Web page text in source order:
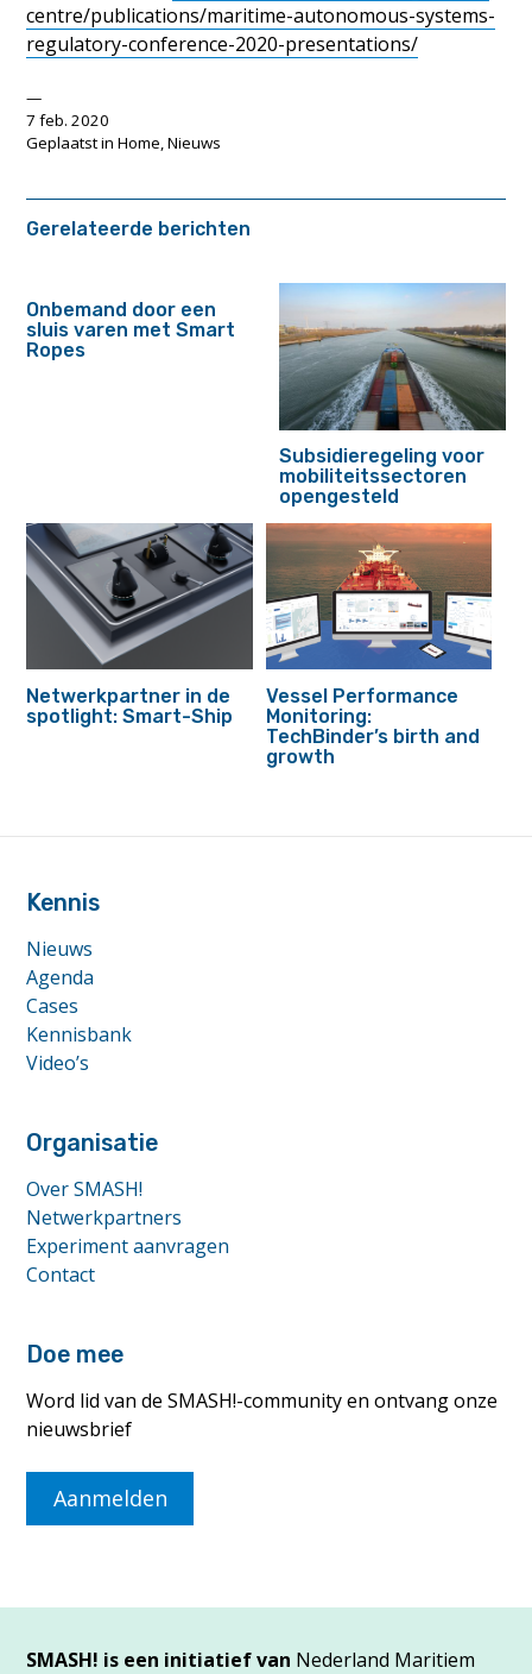
centre/publications/maritime-autonomous-systems-
regulatory-conference-2020-presentations/
7 feb. 2020
Geplaatst inHome,Nieuws
Gerelateerde berichten
Onbemand door een
sluis varen met Smart
Ropes
Subsidieregeling voor
mobiliteitssectoren
opengesteld
Netwerkpartner in de
spotlight: Smart-Ship
Vessel Performance
Monitoring:
TechBinder’s birth and
growth
Kennis
Nieuws
Agenda
Cases
Kennisbank
Video’s
Organisatie
Over SMASH!
Netwerkpartners
Experiment aanvragen
Contact
Doe mee
Word lid van de SMASH!-community en ontvang onze
nieuwsbrief
Aanmelden
SMASH! is een initiatief van Nederland Maritiem